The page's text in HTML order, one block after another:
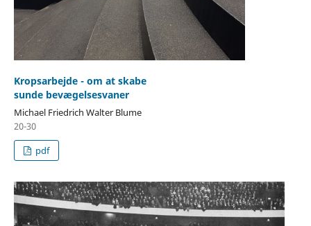
Kropsarbejde - om at skabe
sunde bevægelsesvaner
Michael Friedrich Walter Blume
20-30
pdf